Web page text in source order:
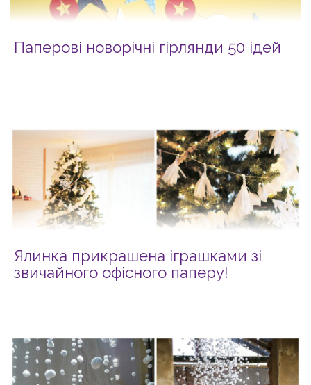
Паперові новорічні гірлянди 50 ідей
Ялинка прикрашена іграшками зі
звичайного офісного паперу!